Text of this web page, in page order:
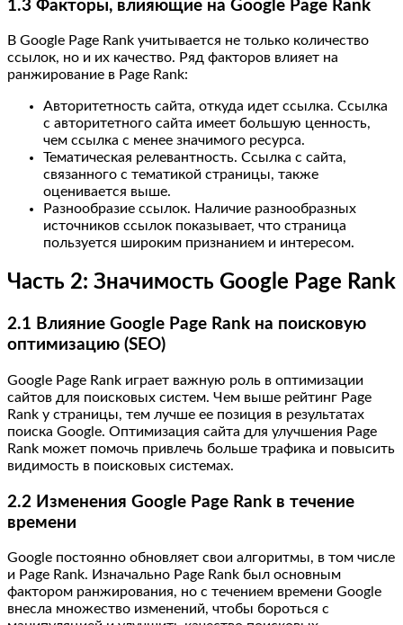
1.3 Факторы, влияющие на Google Page Rank
В Google Page Rank учитывается не только количество
ссылок, но и их качество. Ряд факторов влияет на
ранжирование в Page Rank:
Авторитетность сайта, откуда идет ссылка. Ссылка
с авторитетного сайта имеет большую ценность,
чем ссылка с менее значимого ресурса.
Тематическая релевантность. Ссылка с сайта,
связанного с тематикой страницы, также
оценивается выше.
Разнообразие ссылок. Наличие разнообразных
источников ссылок показывает, что страница
пользуется широким признанием и интересом.
Часть 2: Значимость Google Page Rank
2.1 Влияние Google Page Rank на поисковую
оптимизацию (SEO)
Google Page Rank играет важную роль в оптимизации
сайтов для поисковых систем. Чем выше рейтинг Page
Rank у страницы, тем лучше ее позиция в результатах
поиска Google. Оптимизация сайта для улучшения Page
Rank может помочь привлечь больше трафика и повысить
видимость в поисковых системах.
2.2 Изменения Google Page Rank в течение
времени
Google постоянно обновляет свои алгоритмы, в том числе
и Page Rank. Изначально Page Rank был основным
фактором ранжирования, но с течением времени Google
внесла множество изменений, чтобы бороться с